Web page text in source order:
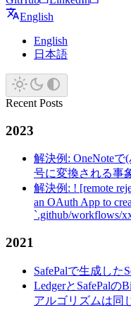
English
English
日本語
Recent Posts
2023
解決例: OneNote
号に変換される事
解決例: ! [remote
an OAuth App to
`.github/workflows/
2021
SafePalで生成した
LedgerとSafePalの
アルゴリズムは同